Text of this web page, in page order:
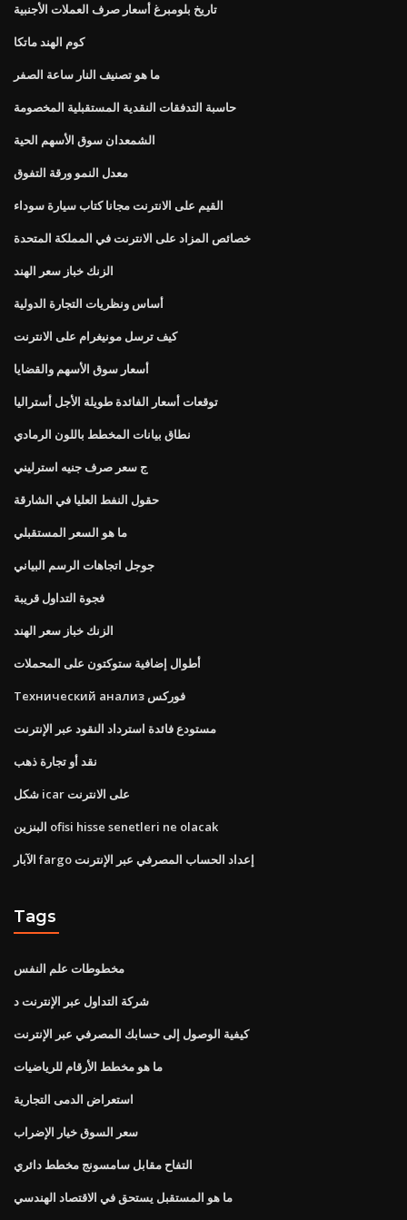
تاريخ بلومبرغ أسعار صرف العملات الأجنبية
كوم الهند ماتكا
ما هو تصنيف النار ساعة الصفر
حاسبة التدفقات النقدية المستقبلية المخصومة
الشمعدان سوق الأسهم الحية
معدل النمو ورقة التفوق
القيم على الانترنت مجانا كتاب سيارة سوداء
خصائص المزاد على الانترنت في المملكة المتحدة
الزنك خباز سعر الهند
أساس ونظريات التجارة الدولية
كيف ترسل مونيغرام على الانترنت
أسعار سوق الأسهم والقضايا
توقعات أسعار الفائدة طويلة الأجل أستراليا
نطاق بيانات المخطط باللون الرمادي
ج سعر صرف جنيه استرليني
حقول النفط العليا في الشارقة
ما هو السعر المستقبلي
جوجل اتجاهات الرسم البياني
فجوة التداول قريبة
الزنك خباز سعر الهند
أطوال إضافية ستوكتون على المحملات
Технический анализ فوركس
مستودع فائدة استرداد النقود عبر الإنترنت
نقد أو تجارة ذهب
شكل icar على الانترنت
البنزين ofisi hisse senetleri ne olacak
الآبار fargo إعداد الحساب المصرفي عبر الإنترنت
Tags
مخطوطات علم النفس
شركة التداول عبر الإنترنت د
كيفية الوصول إلى حسابك المصرفي عبر الإنترنت
ما هو مخطط الأرقام للرياضيات
استعراض الدمى التجارية
سعر السوق خيار الإضراب
التفاح مقابل سامسونج مخطط دائري
ما هو المستقبل يستحق في الاقتصاد الهندسي